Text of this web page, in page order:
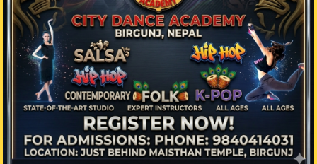
स्थानीय तहमा पंजीकरण, प्रस्तावित जरिवाना खारेज ,
। ज्ञापन पत्र बुझदै सभापति गजुरेलले सम्बन्धित
सार्वजनिक साधनहरुमा डस्टविन वितरण गरिएको
मुद्दाहरु चलाइरहेको अभियान फेडेरेशनको अगुवाईमा
छन् ।